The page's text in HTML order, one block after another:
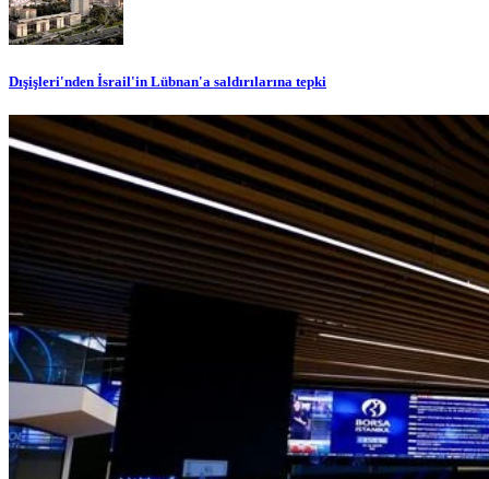
Dışişleri'nden İsrail'in Lübnan'a saldırılarına tepki